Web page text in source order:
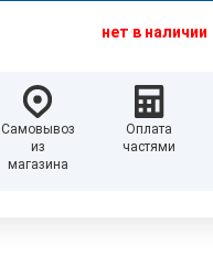
нет в наличии
Самовывоз
из
магазина
Оплата
частями